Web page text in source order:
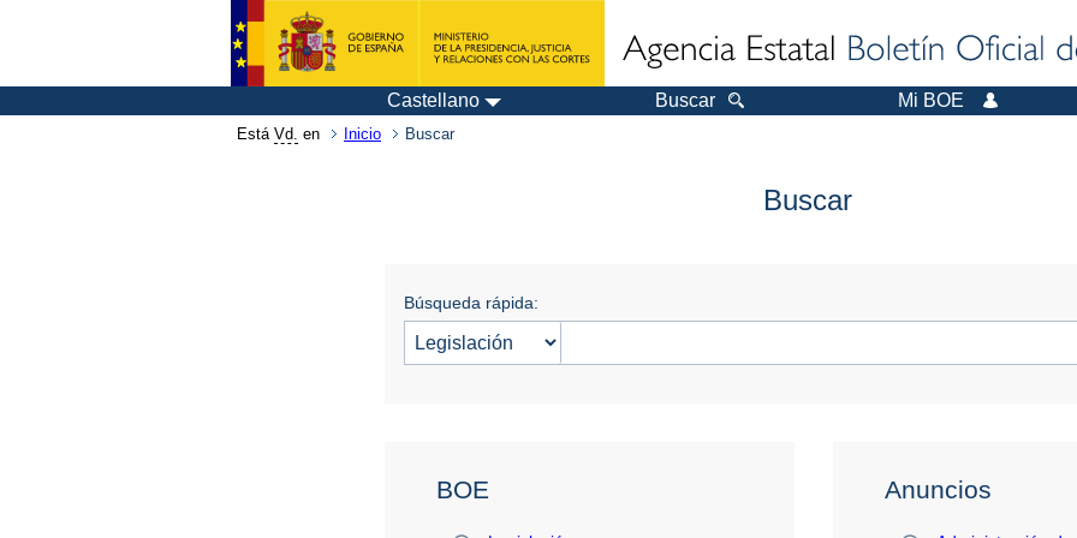
Castellano Buscar Mi BOE
Está Vd. en Inicio Buscar
Buscar
Búsqueda rápida:
BOE Anuncios